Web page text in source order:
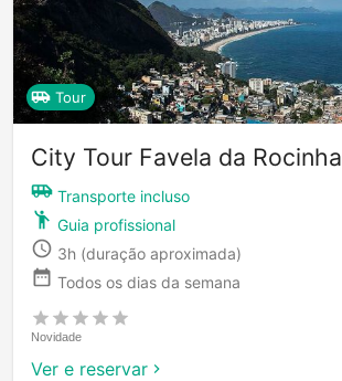
Tour
City Tour Favela da Rocinha
Transporte incluso
Guia profissional
3h (duração aproximada)
Todos os dias da semana
Novidade
Ver e reservar